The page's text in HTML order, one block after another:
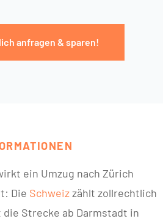
anfragen & sparen!
ein Umzug nach Zürich
Die Schweizzählt zollrechtlich
Strecke ab Darmstadt in